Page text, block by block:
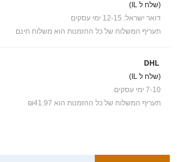
(שלח ל IL)
דואר ישראל: 12-15 ימי עסקים
תעריף המשלוח של כל ההזמנות הוא משלוח חינם
DHL
(שלח ל IL)
7-10 ימי עסקים
תעריף המשלוח של כל ההזמנות הוא ₪41.97